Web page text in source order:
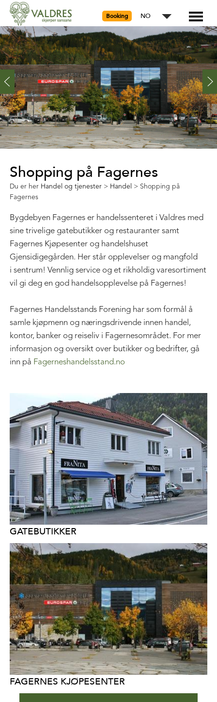
Booking NO
Shopping på Fagernes
Du er her Handel og tjenester > Handel > Shopping på
Fagernes
Bygdebyen Fagernes er handelssenteret i Valdres med
sine trivelige gatebutikker og restauranter samt
Fagernes Kjøpesenter og handelshuset
Gjensidigegården. Her står opplevelser og mangfold
i sentrum! Vennlig service og et rikholdig varesortiment
vil gi deg en god handelsopplevelse på Fagernes!
Fagernes Handelsstands Forening har som formål å
samle kjøpmenn og næringsdrivende innen handel,
kontor, banker og reiseliv i Fagernesområdet. For mer
informasjon og oversikt over butikker og bedrifter, gå
inn på Fagerneshandelsstand.no
GATEBUTIKKER
FAGERNES KJØPESENTER